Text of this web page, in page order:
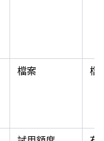
檔案 檔